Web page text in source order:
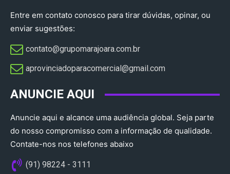
Entre em contato conosco para tirar dúvidas, opinar, ou
enviar sugestões:
contato@grupomarajoara.com.br
aprovinciadoparacomercial@gmail.com​
ANUNCIE AQUI
Anuncie aqui e alcance uma audiência global. Seja parte
do nosso compromisso com a informação de qualidade.
Contate-nos nos telefones abaixo
(91) 98224 - 3111